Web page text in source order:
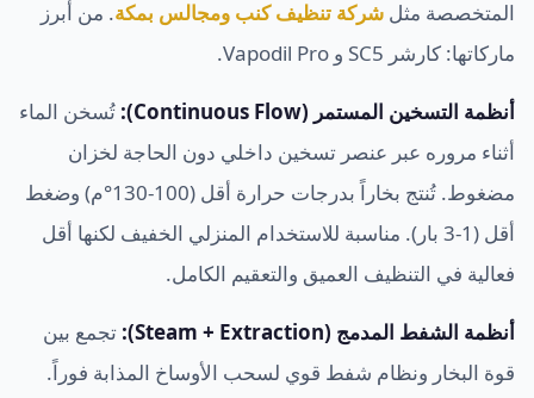
المتخصصة مثل شركة تنظيف كنب ومجالس بمكة. من أبرز
ماركاتها: كارشر SC5 و Vapodil Pro.
أنظمة التسخين المستمر (Continuous Flow):
تُسخن الماء
أثناء مروره عبر عنصر تسخين داخلي دون الحاجة لخزان
مضغوط. تُنتج بخاراً بدرجات حرارة أقل (100-130°م) وضغط
أقل (1-3 بار). مناسبة للاستخدام المنزلي الخفيف لكنها أقل
فعالية في التنظيف العميق والتعقيم الكامل.
أنظمة الشفط المدمج (Steam + Extraction):
تجمع بين
قوة البخار ونظام شفط قوي لسحب الأوساخ المذابة فوراً.